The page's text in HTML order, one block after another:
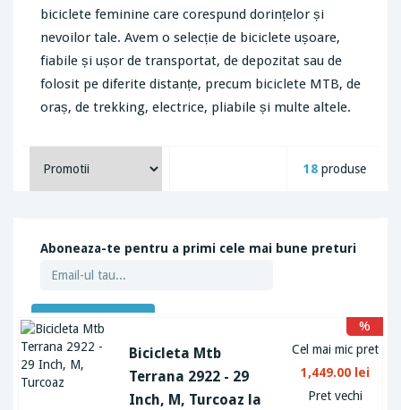
biciclete feminine care corespund dorințelor și
nevoilor tale. Avem o selecție de biciclete ușoare,
fiabile și ușor de transportat, de depozitat sau de
folosit pe diferite distanțe, precum biciclete MTB, de
oraș, de trekking, electrice, pliabile și multe altele.
18 produse
Aboneaza-te pentru a primi cele mai bune preturi
Bicicleta Mtb
Terrana 2922 - 29
Inch, M, Turcoaz la
Cel mai mic pret
1,449.00 lei
Pret vechi
%